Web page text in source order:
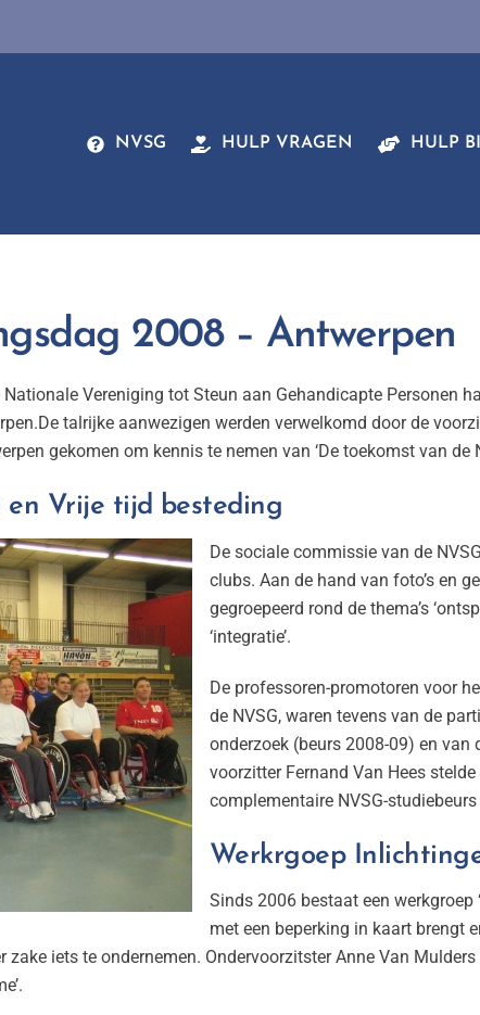
NVSG HULP VRAGEN HULP
2008 – Antwerpen
Vereniging tot Steun aan Gehandicapte Personen
talrijke aanwezigen werden verwelkomd door de
gekomen om kennis te nemen van ‘De toekomst van de
Vrije tijd besteding
De sociale commissie van de
clubs. Aan de hand van foto’s en
gegroepeerd rond de thema’s
‘integratie’.
De professoren-promotoren voor
de NVSG, waren tevens van de
onderzoek (beurs 2008-09) en van
voorzitter Fernand Van Hees
complementaire NVSG-
Werkrgoep
Sinds 2006 bestaat een werkgroep
met een beperking in kaart brengt
iets te ondernemen. Ondervoorzitster Anne Van Mulders